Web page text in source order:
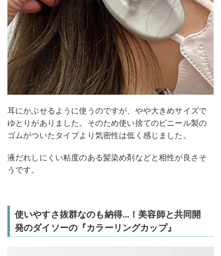
耳にかぶせるように使うのですが、やや大きめサイズで
ゆとりがありました。そのため使い捨てのビニール製の
ゴムがついたタイプより気密性は低く感じました。
液だれしにくい粘度のある髪染め剤などと相性が良さそ
うです。
使いやすさ抜群なのも納得…！美容師と共同開
発のダイソーの『カラーリングカップ』